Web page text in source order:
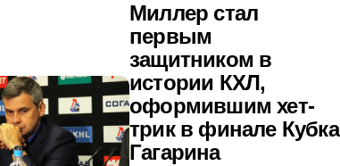
Миллер стал
первым
защитником в
истории КХЛ,
оформившим хет-
трик в финале Кубка
Гагарина